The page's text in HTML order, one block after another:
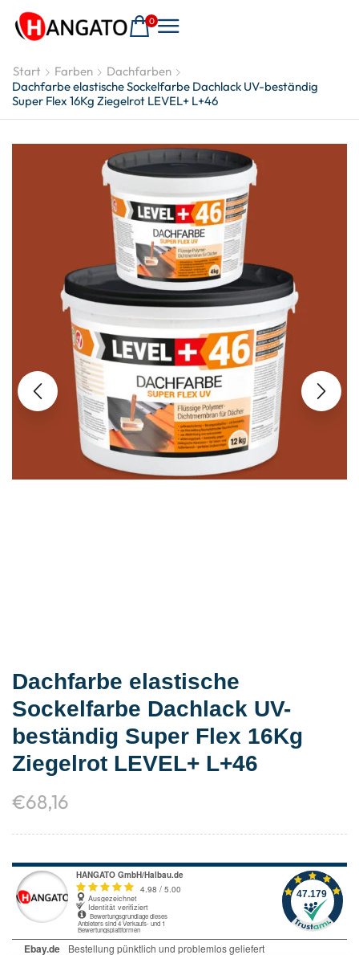
0
Start Farben
Dachfarben
Dachfarbe elastische Sockelfarbe Dachlack UV-beständig
Super Flex 16Kg Ziegelrot LEVEL+ L+46
Dachfarbe elastische
Sockelfarbe Dachlack UV-
beständig Super Flex 16Kg
Ziegelrot LEVEL+ L+46
€68,16